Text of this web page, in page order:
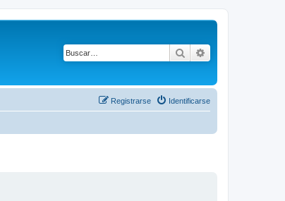
Buscar
Identificarse
Registrarse